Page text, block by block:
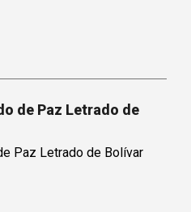
de Paz Letrado de